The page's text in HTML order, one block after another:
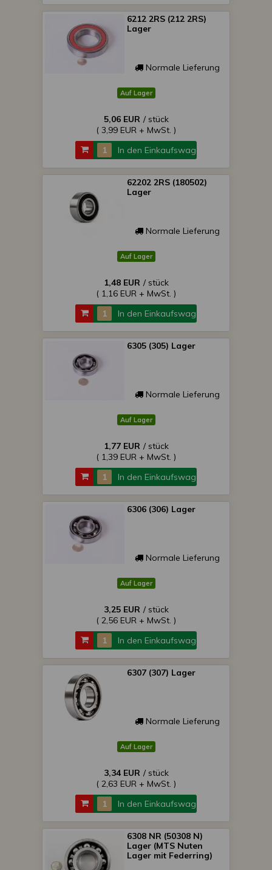
6212 2RS (212 2RS)
Lager
Normale Lieferung
Auf Lager
5,06 EUR / stück
( 3,99 EUR + MwSt. )
In den Einkaufswagen
62202 2RS (180502)
Lager
Normale Lieferung
Auf Lager
1,48 EUR / stück
( 1,16 EUR + MwSt. )
In den Einkaufswagen
6305 (305) Lager
Normale Lieferung
Auf Lager
1,77 EUR / stück
( 1,39 EUR + MwSt. )
In den Einkaufswagen
6306 (306) Lager
Normale Lieferung
Auf Lager
3,25 EUR / stück
( 2,56 EUR + MwSt. )
In den Einkaufswagen
6307 (307) Lager
Normale Lieferung
Auf Lager
3,34 EUR / stück
( 2,63 EUR + MwSt. )
In den Einkaufswagen
6308 NR (50308 N)
Lager (MTS Nuten
Lager mit Federring)